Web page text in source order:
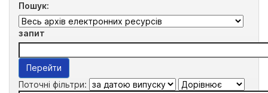
Пошук:
запит
Поточні фільтри: